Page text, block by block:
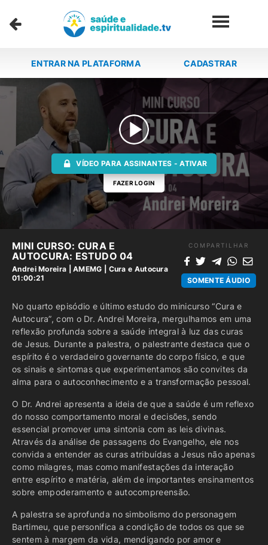
ENTRAR NA PLATAFORMA CADASTRAR
VÍDEO PARA ASSINANTES - ATIVAR
FAZER LOGIN
MINI CURSO: CURA E
AUTOCURA: ESTUDO 04
Andrei Moreira |AMEMG
Cura e Autocura
01:00:21
COMPARTILHAR
SOMENTE ÁUDIO
No quarto episódio e último estudo do minicurso “Cura e
Autocura”, com o Dr. Andrei Moreira, mergulhamos em uma
reflexão profunda sobre a saúde integral à luz das curas
de Jesus. Durante a palestra, o palestrante destaca que o
espírito é o verdadeiro governante do corpo físico, e que
os sinais e sintomas que experimentamos são convites da
alma para o autoconhecimento e a transformação pessoal.
O Dr. Andrei apresenta a ideia de que a saúde é um reflexo
do nosso comportamento moral e decisões, sendo
essencial promover uma sintonia com as leis divinas.
Através da análise de passagens do Evangelho, ele nos
convida a entender as curas atribuídas a Jesus não apenas
como milagres, mas como manifestações da interação
entre espírito e matéria, além de importantes ensinamentos
sobre empoderamento e autocompreensão.
A palestra se aprofunda no simbolismo do personagem
Bartimeu, que personifica a condição de todos os que se
sentem à margem da vida, mendigando por amor e